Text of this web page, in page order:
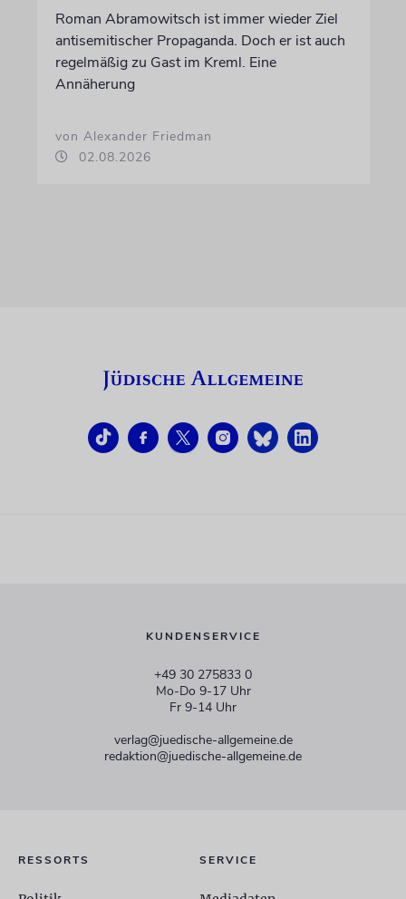
Roman Abramowitsch ist immer wieder Ziel
antisemitischer Propaganda. Doch er ist auch
regelmäßig zu Gast im Kreml. Eine
Annäherung
von Alexander Friedman
02.08.2026
KUNDENSERVICE
+49 30 275833 0
Mo-Do 9-17 Uhr
Fr 9-14 Uhr
verlag@juedische-allgemeine.de
redaktion@juedische-allgemeine.de
RESSORTS SERVICE